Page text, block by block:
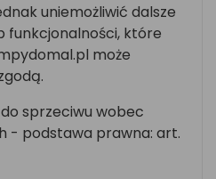
uniemożliwić dalsze
funkcjonalności, które
może
sprzeciwu wobec
- podstawa prawna: art.